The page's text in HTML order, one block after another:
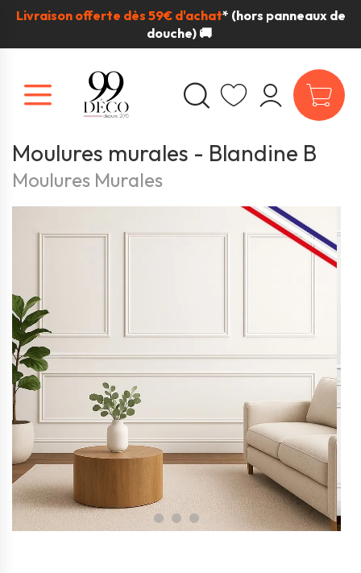
Livraison offerte dès 59€ d'achat* (hors panneaux de
douche) 🚚
Moulures murales - Blandine B
Moulures Murales